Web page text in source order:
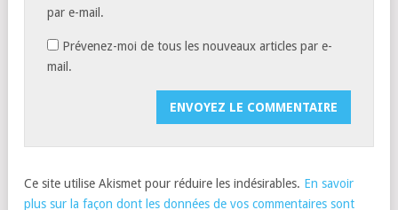
par e-mail.
Prévenez-moi de tous les nouveaux articles par e-
mail.
Ce site utilise Akismet pour réduire les indésirables. En savoir
plus sur la façon dont les données de vos commentaires sont